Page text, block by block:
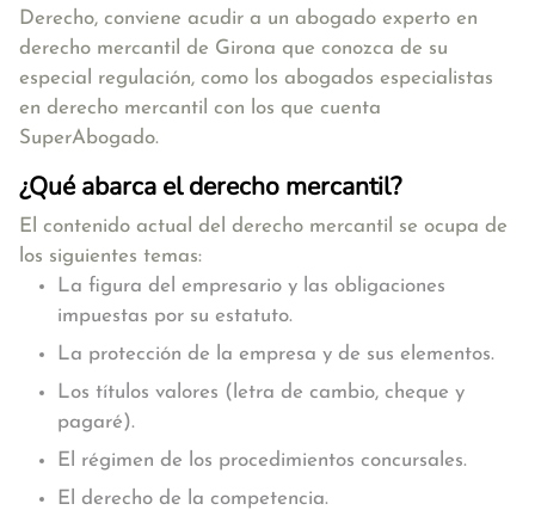
Derecho, conviene acudir a un abogado experto en
derecho mercantil de Girona que conozca de su
especial regulación, como los abogados especialistas
en derecho mercantil con los que cuenta
SuperAbogado.
¿Qué abarca el derecho mercantil?
El contenido actual del derecho mercantil se ocupa de
los siguientes temas:
La figura del empresario y las obligaciones
impuestas por su estatuto.
La protección de la empresa y de sus elementos.
Los títulos valores (letra de cambio, cheque y
pagaré).
El régimen de los procedimientos concursales.
El derecho de la competencia.